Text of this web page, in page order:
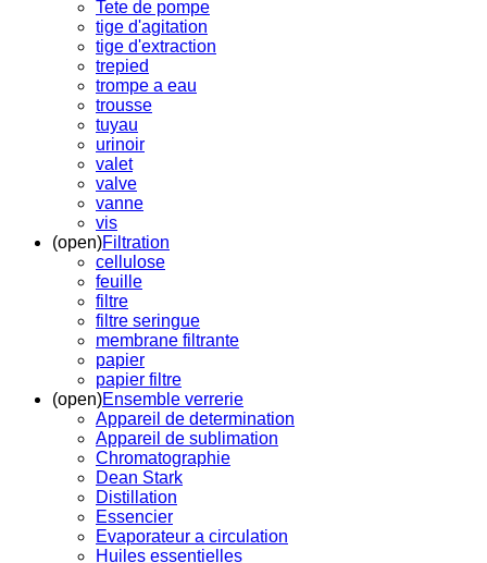
Tete de pompe
tige d'agitation
tige d'extraction
trepied
trompe a eau
trousse
tuyau
urinoir
valet
valve
vanne
vis
(open)Filtration
cellulose
feuille
filtre
filtre seringue
membrane filtrante
papier
papier filtre
(open)Ensemble verrerie
Appareil de determination
Appareil de sublimation
Chromatographie
Dean Stark
Distillation
Essencier
Evaporateur a circulation
Huiles essentielles